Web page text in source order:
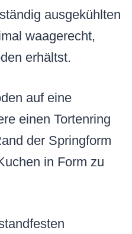
ausgekühlten
waagerecht,
erhältst.
auf eine
einen Tortenring
der Springform
in Form zu